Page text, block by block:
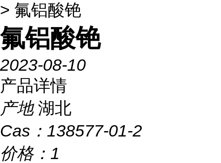
> 氟铝酸铯
氟铝酸铯
2023-08-10
产品详情
产地 湖北
Cas： 138577-01-2
价格： 1